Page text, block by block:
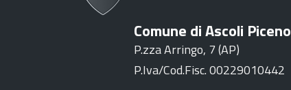
Comune di Ascoli Piceno
P.zza Arringo, 7 (AP)
P.Iva/Cod.Fisc. 00229010442